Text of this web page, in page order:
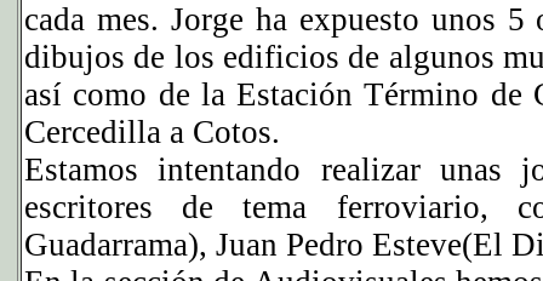
cada mes. Jorge ha expuesto unos
dibujos de los edificios de algunos
así como de la Estación Término
Cercedilla a Cotos.
Estamos intentando realizar unas
escritores de tema ferroviario,
Guadarrama), Juan Pedro Esteve(El